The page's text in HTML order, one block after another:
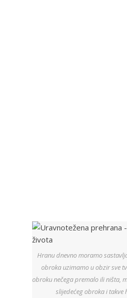
Hranu dnevno moramo
obroka uzimamo u obzir sve
obroku nečega premalo ili ništa,
slijedećeg obroka i takve